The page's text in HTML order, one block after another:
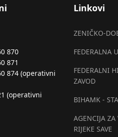
870
871
874 (operativni
(operativni
Linkovi
ZENIČKO-
FEDERALNA
FEDERALNI
ZAVOD
BIHAMK -
AGENCIJA ZA
RIJEKE SAVE